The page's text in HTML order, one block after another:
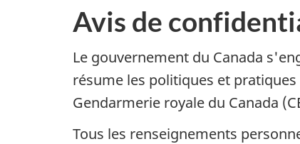
Avis de
Le gouvernement du Canada
résume les politiques et
Gendarmerie royale du Canada
Tous les renseignements